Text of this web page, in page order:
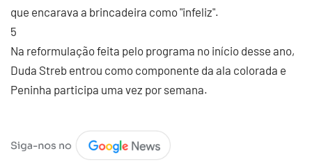
que encarava a brincadeira como "infeliz".
5
Na reformulação feita pelo programa no início desse ano,
Duda Streb entrou como componente da ala colorada e
Peninha participa uma vez por semana.